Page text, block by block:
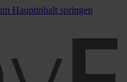
Hauptinhalt springen